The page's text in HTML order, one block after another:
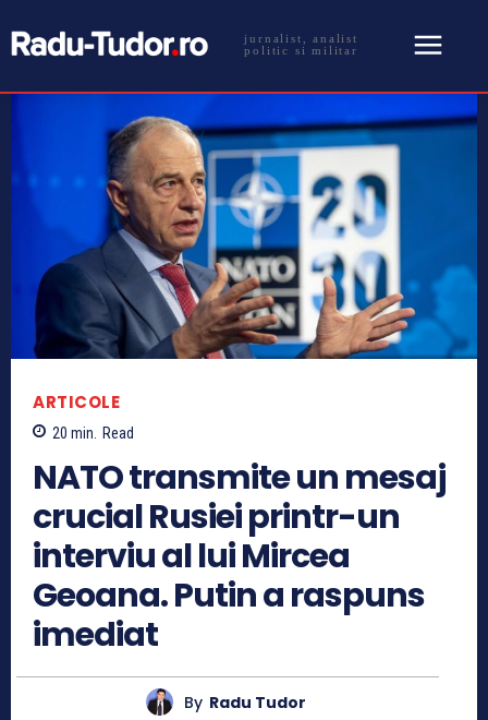
jurnalist, analist
politic si militar
ARTICOLE
20 min. Read
NATO transmite un mesaj
crucial Rusiei printr-un
interviu al lui Mircea
Geoana. Putin a raspuns
imediat
By Radu Tudor